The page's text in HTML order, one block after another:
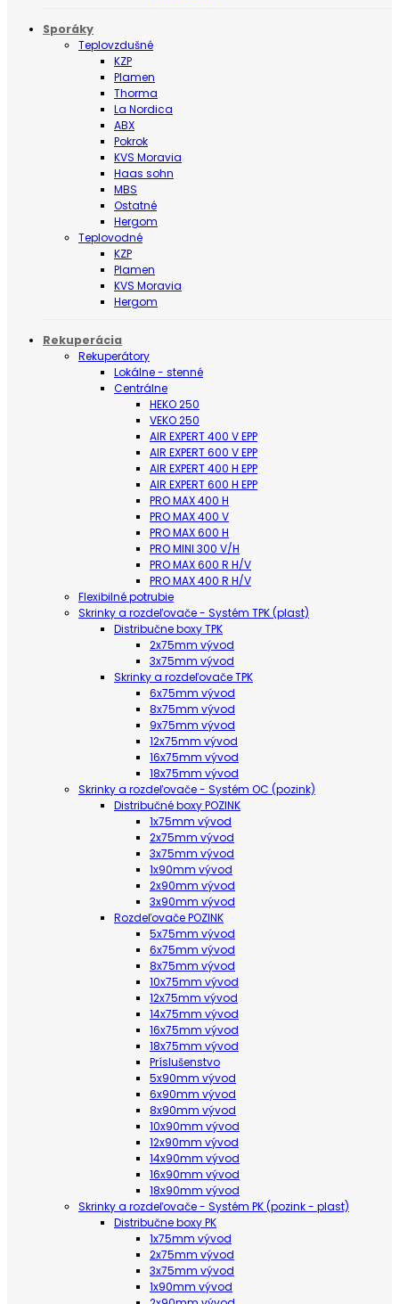
Sporáky
Teplovzdušné
KZP
Plamen
Thorma
La Nordica
ABX
Pokrok
KVS Moravia
Haas sohn
MBS
Ostatné
Hergom
Teplovodné
KZP
Plamen
KVS Moravia
Hergom
Rekuperácia
Rekuperátory
Lokálne - stenné
Centrálne
HEKO 250
VEKO 250
AIR EXPERT 400 V EPP
AIR EXPERT 600 V EPP
AIR EXPERT 400 H EPP
AIR EXPERT 600 H EPP
PRO MAX 400 H
PRO MAX 400 V
PRO MAX 600 H
PRO MINI 300 V/H
PRO MAX 600 R H/V
PRO MAX 400 R H/V
Flexibilné potrubie
Skrinky a rozdeľovače - Systém TPK (plast)
Distribučne boxy TPK
2x75mm vývod
3x75mm vývod
Skrinky a rozdeľovače TPK
6x75mm vývod
8x75mm vývod
9x75mm vývod
12x75mm vývod
16x75mm vývod
18x75mm vývod
Skrinky a rozdeľovače - Systém OC (pozink)
Distribučné boxy POZINK
1x75mm vývod
2x75mm vývod
3x75mm vývod
1x90mm vývod
2x90mm vývod
3x90mm vývod
Rozdeľovače POZINK
5x75mm vývod
6x75mm vývod
8x75mm vývod
10x75mm vývod
12x75mm vývod
14x75mm vývod
16x75mm vývod
18x75mm vývod
Príslušenstvo
5x90mm vývod
6x90mm vývod
8x90mm vývod
10x90mm vývod
12x90mm vývod
14x90mm vývod
16x90mm vývod
18x90mm vývod
Skrinky a rozdeľovače - Systém PK (pozink - plast)
Distribučne boxy PK
1x75mm vývod
2x75mm vývod
3x75mm vývod
1x90mm vývod